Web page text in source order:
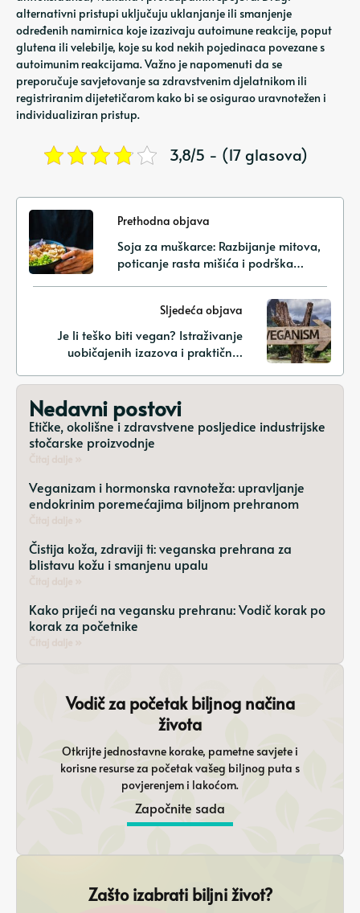
alternativni pristupi uključuju uklanjanje ili smanjenje
određenih namirnica koje izazivaju autoimune reakcije, poput
glutena ili velebilje, koje su kod nekih pojedinaca povezane s
autoimunim reakcijama. Važno je napomenuti da se
preporučuje savjetovanje sa zdravstvenim djelatnikom ili
registriranim dijetetičarom kako bi se osigurao uravnotežen i
individualiziran pristup.
3,8/5 - (17 glasova)
Prethodna objava
Soja za muškarce: Razbijanje mitova,
poticanje rasta mišića i podrška
Sljedeća objava
Je li teško biti vegan? Istraživanje
uobičajenih izazova i praktičnih
Nedavni postovi
Etičke, okolišne i zdravstvene posljedice industrijske
stočarske proizvodnje
Veganizam i hormonska ravnoteža: upravljanje
endokrinim poremećajima biljnom prehranom
Čistija koža, zdraviji ti: veganska prehrana za
blistavu kožu i smanjenu upalu
Kako prijeći na vegansku prehranu: Vodič korak po
korak za početnike
Vodič za početak biljnog načina
života
Otkrijte jednostavne korake, pametne savjete i
korisne resurse za početak vašeg biljnog puta s
povjerenjem i lakoćom.
Započnite sada
Zašto izabrati biljni život?